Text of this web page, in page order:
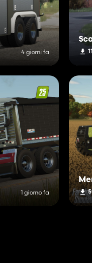
4 giorni fa
1 giorno fa